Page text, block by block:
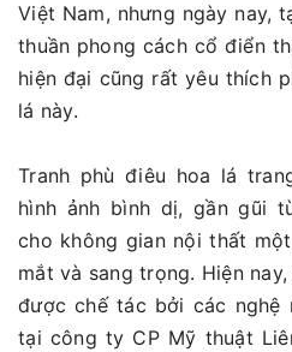
Việt Nam, nhưng ngày nay,
thuần phong cách cổ điển
hiện đại cũng rất yêu thích
lá này.
Tranh phù điêu hoa lá
hình ảnh bình dị, gần gũi
cho không gian nội thất
mắt và sang trọng. Hiện
được chế tác bởi các nghệ
tại công ty CP Mỹ thuật